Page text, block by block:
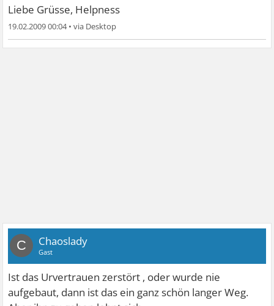
Liebe Grüsse, Helpness
19.02.2009 00:04•
C Chaoslady
Gast
Ist das Urvertrauen zerstört , oder wurde nie
aufgebaut, dann ist das ein ganz schön langer Weg.